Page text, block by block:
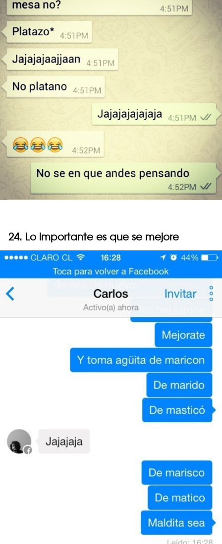
24. Lo importante es que se mejore